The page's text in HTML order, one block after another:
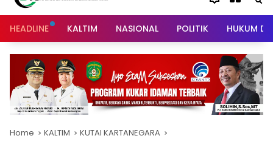
HEADLINE KALTIM NASIONAL POLITIK HUKUM
Home KALTIM KUTAI KARTANEGARA